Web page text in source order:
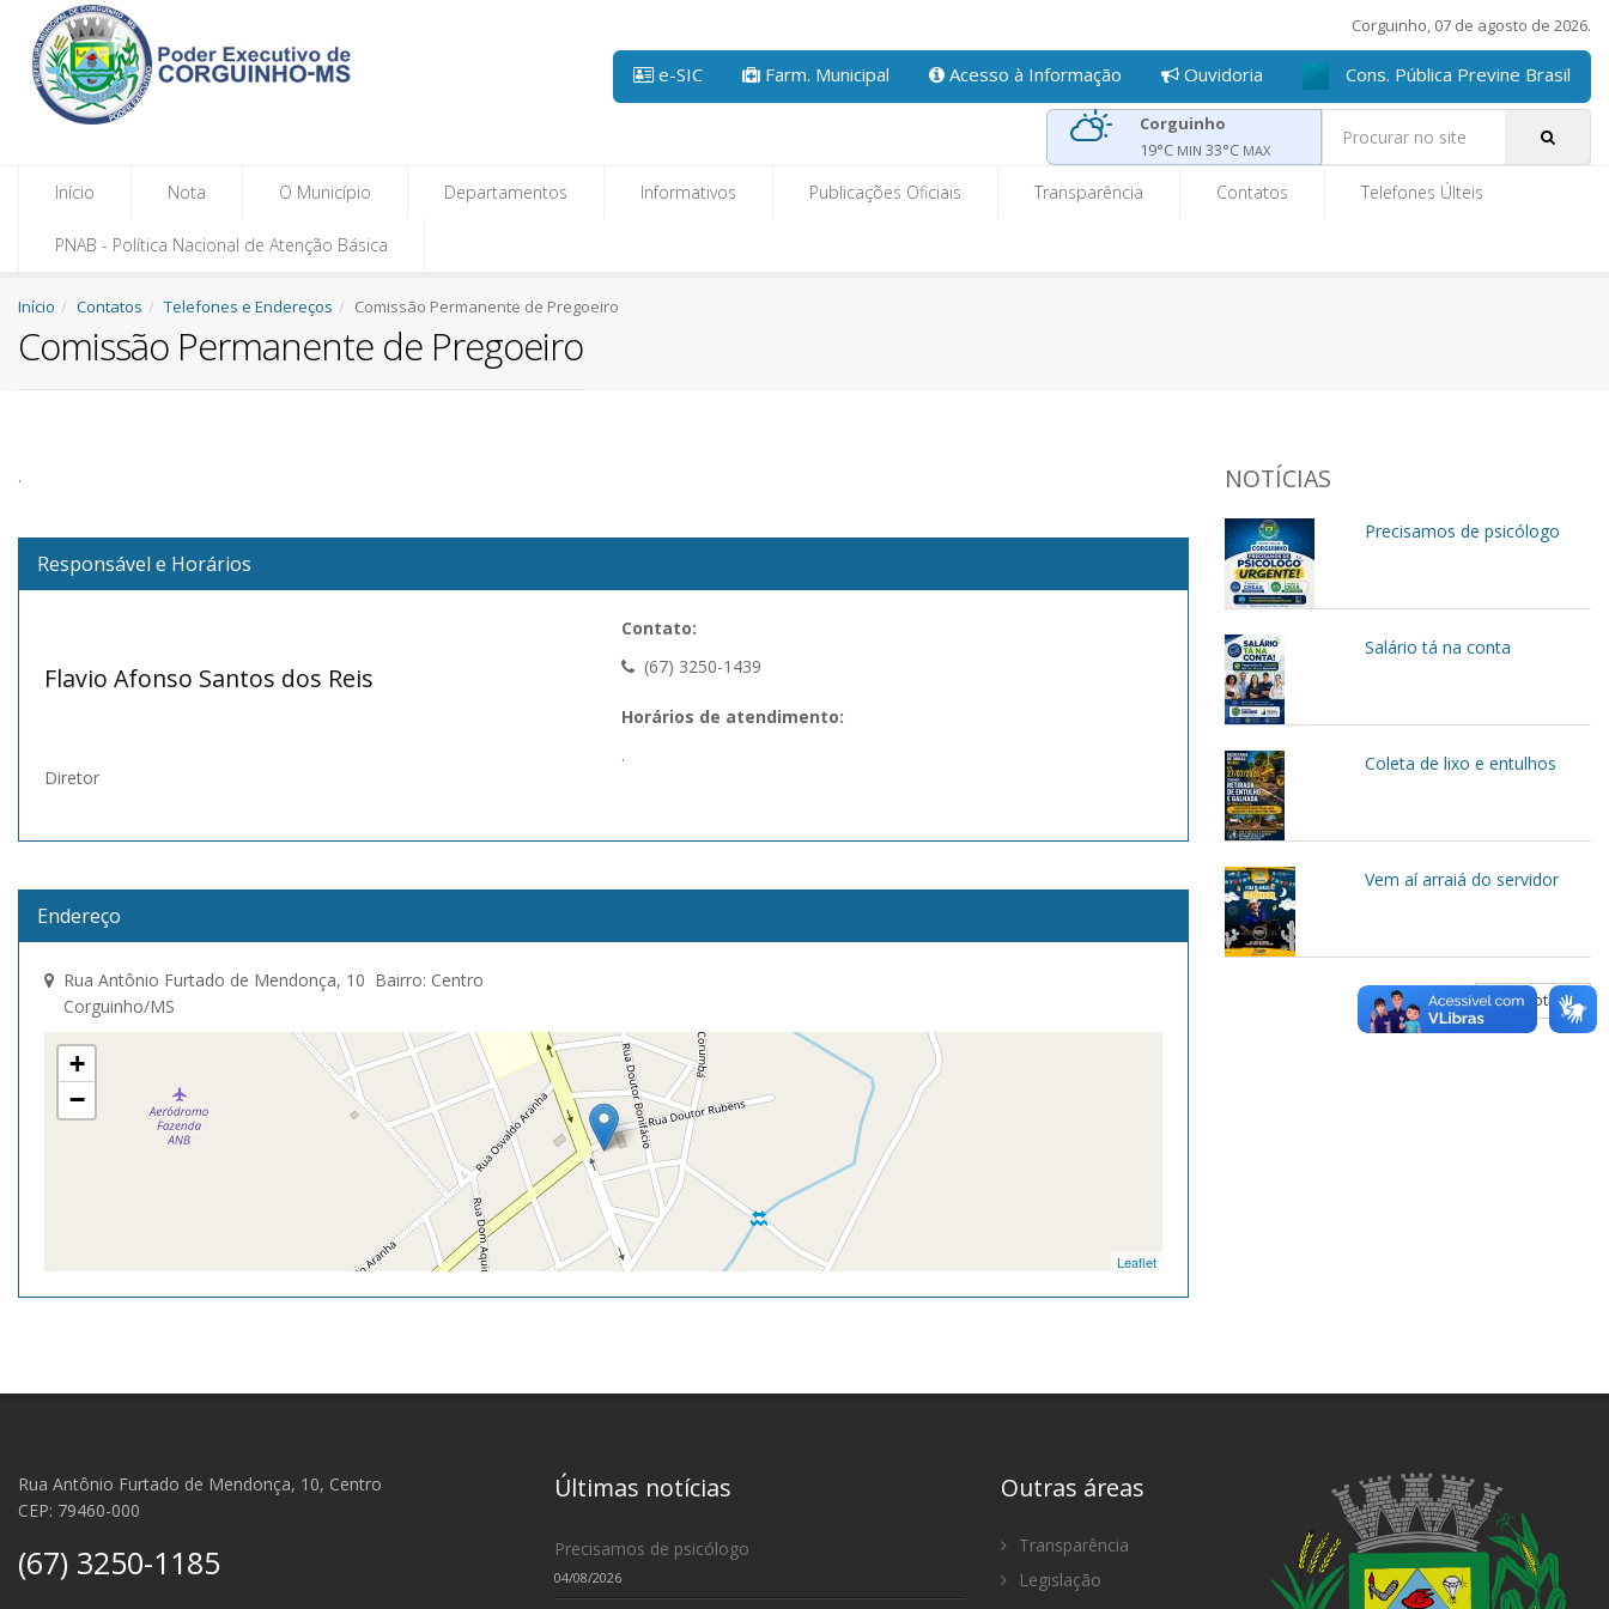
Corguinho, 07 de agosto de 2026.
e-SIC Farm. Municipal Acesso à Informação Ouvidoria Cons. Pública Previne Brasil
Corguinho
19°C MIN 33°C MAX
Início Nota O Município Departamentos Informativos Publicações Oficiais Transparência Contatos Telefones Últeis
PNAB - Política Nacional de Atenção Básica
Início Contatos Telefones e Endereços Comissão Permanente de Pregoeiro
Comissão Permanente de Pregoeiro
.
Responsável e Horários
Flavio Afonso Santos dos Reis
Diretor
Contato:
(67) 3250-1439
Horários de atendimento:
.
Endereço
Rua Antônio Furtado de Mendonça, 10 Bairro: Centro
Corguinho/MS
+
−
Leaflet
NOTÍCIAS
Precisamos de psicólogo
Salário tá na conta
Coleta de lixo e entulhos
Vem aí arraiá do servidor
Mais Notícias
Rua Antônio Furtado de Mendonça, 10, Centro
CEP: 79460-000
(67) 3250-1185
Últimas notícias
Precisamos de psicólogo
04/08/2026
Outras áreas
Transparência
Legislação